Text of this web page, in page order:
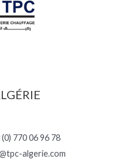
770 06 96 78
algerie.com